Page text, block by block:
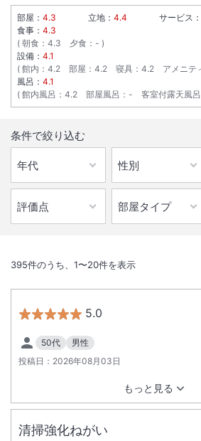
部屋： 4.3 立地： 4.4 サービス：
食事： 4.3
朝食 ： 4.3 夕食 ： -
設備： 4.1
館内 ： 4.2 部屋 ： 4.2 寝具 ： 4.2 アメニテ
風呂： 4.1
館内風呂 ： 4.2 部屋風呂 ： - 客室付露天風呂
条件で絞り込む
395件のうち、 1〜20件を表示
5.0
50代
男性
投稿日： 2026年08月03日
もっと見る
清掃強化ねがい